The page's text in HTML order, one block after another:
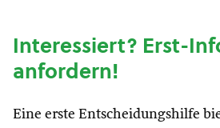
Interessiert? Erst-
anfordern!
Eine erste Entscheidungshilfe